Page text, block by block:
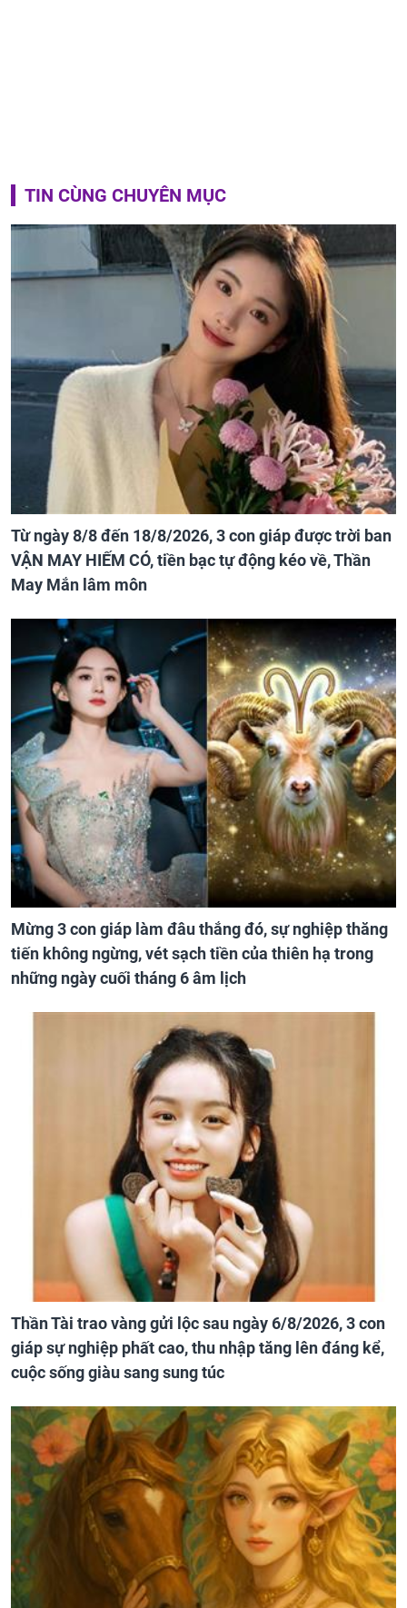
TIN CÙNG CHUYÊN MỤC
Từ ngày 8/8 đến 18/8/2026, 3 con giáp được trời ban
VẬN MAY HIẾM CÓ, tiền bạc tự động kéo về, Thần
May Mắn lâm môn
Mừng 3 con giáp làm đâu thắng đó, sự nghiệp thăng
tiến không ngừng, vét sạch tiền của thiên hạ trong
những ngày cuối tháng 6 âm lịch
Thần Tài trao vàng gửi lộc sau ngày 6/8/2026, 3 con
giáp sự nghiệp phất cao, thu nhập tăng lên đáng kể,
cuộc sống giàu sang sung túc